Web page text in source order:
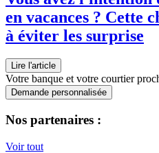
en vacances ? Cette
à éviter les surprise
Lire l'article
Votre banque et votre courtier
Demande personnalisée
Nos partenaires :
Voir tout